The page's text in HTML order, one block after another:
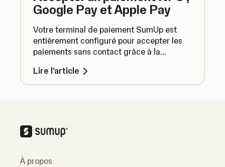
Google Pay et Apple Pay
Votre terminal de paiement SumUp est
entièrement configuré pour accepter les
paiements sans contact grâce à la
Lire l'article
À propos